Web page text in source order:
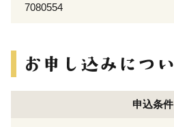
7080554
申込条件